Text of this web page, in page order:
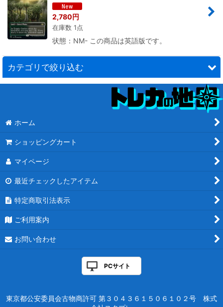
2,780円
在庫数 1点
状態：NM- この商品は英語版です。
カテゴリで絞り込む
統率者デッキ：ウォーハンマー40,000
アサシンクリード
アーチエネミー
構築済みギフトボックス
バトルボンド
トランスフォーマー
ホーム
ショッピングカート
マイページ
最近チェックしたアイテム
特定商取引法表示
ご利用案内
お問い合わせ
PCサイト
東京都公安委員会古物商許可 第３０４３６１５０６１０２号 株式